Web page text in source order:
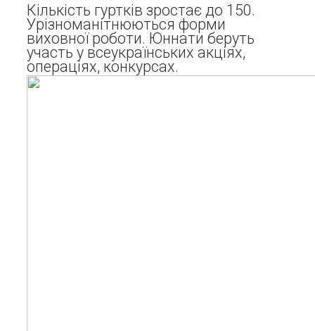
Кількість гуртків зростає до 150.
Урізноманітнюються форми
виховної роботи. Юннати беруть
участь у всеукраїнських акціях,
операціях, конкурсах.